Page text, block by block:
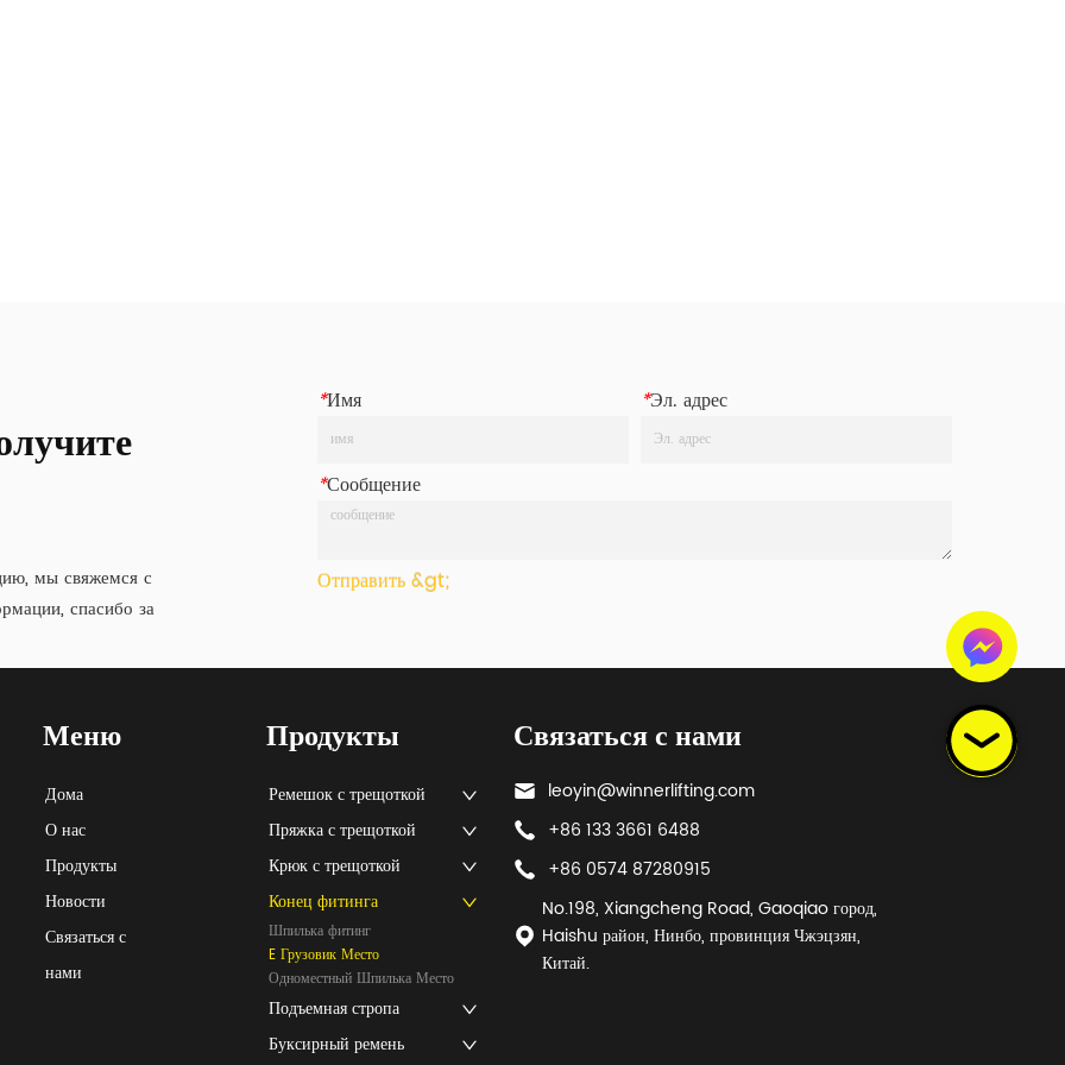
мы свяжемся с
спасибо за
*Имя *Эл. адрес
*Сообщение
Отправить &gt;
Меню
Дома
О нас
Продукты
Новости
Связаться с
нами
Продукты
Ремешок с трещоткой
Пряжка с трещоткой
Крюк с трещоткой
Конец фитинга
Шпилька фитинг
E Грузовик Место
Одноместный Шпилька Место
Подъемная стропа
Буксирный ремень
Связаться с нами
leoyin@winnerlifting.com
+86 133 3661 6488
+86 0574 87280915
No.198, Xiangcheng Road, Gaoqiao город,
Haishu район, Нинбо, провинция Чжэцзян,
Китай.